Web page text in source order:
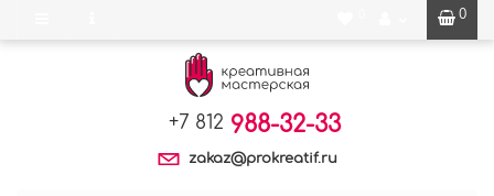
0
+7 812 988-32-33
zakaz@prokreatif.ru